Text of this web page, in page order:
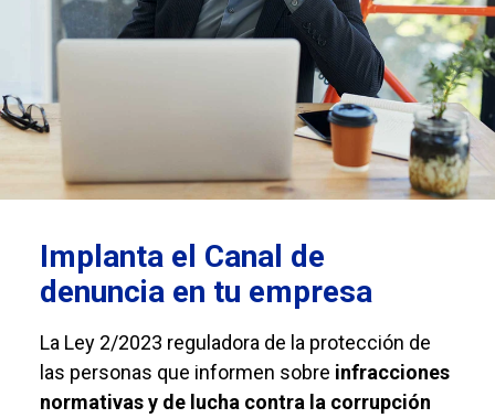
Implanta el Canal de
denuncia en tu empresa
La Ley 2/2023 reguladora de la protección de
las personas que informen sobre infracciones
normativas y de lucha contra la corrupción